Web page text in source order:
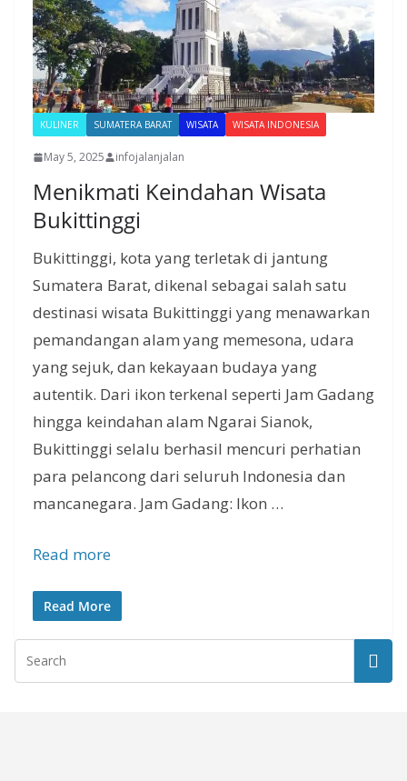
KULINER SUMATERA BARAT WISATA WISATA INDONESIA
May 5, 2025 infojalanjalan
Menikmati Keindahan Wisata
Bukittinggi
Bukittinggi, kota yang terletak di jantung
Sumatera Barat, dikenal sebagai salah satu
destinasi wisata Bukittinggi yang menawarkan
pemandangan alam yang memesona, udara
yang sejuk, dan kekayaan budaya yang
autentik. Dari ikon terkenal seperti Jam Gadang
hingga keindahan alam Ngarai Sianok,
Bukittinggi selalu berhasil mencuri perhatian
para pelancong dari seluruh Indonesia dan
mancanegara. Jam Gadang: Ikon …
Read more
Read More